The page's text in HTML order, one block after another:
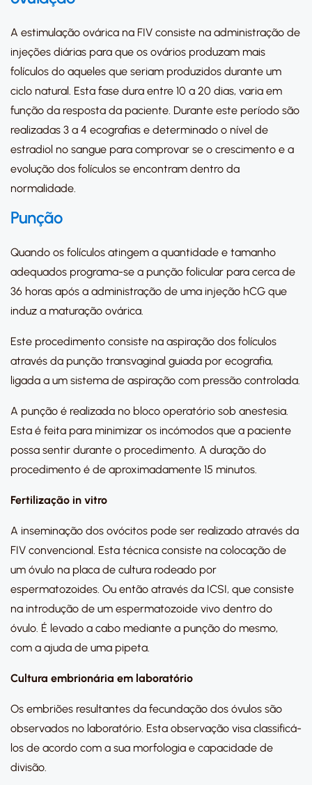
A estimulação ovárica na FIV consiste na administração de
injeções diárias para que os ovários produzam mais
folículos do aqueles que seriam produzidos durante um
ciclo natural. Esta fase dura entre 10 a 20 dias, varia em
função da resposta da paciente. Durante este período são
realizadas 3 a 4 ecografias e determinado o nível de
estradiol no sangue para comprovar se o crescimento e a
evolução dos folículos se encontram dentro da
normalidade.
Punção
Quando os folículos atingem a quantidade e tamanho
adequados programa-se a punção folicular para cerca de
36 horas após a administração de uma injeção hCG que
induz a maturação ovárica.
Este procedimento consiste na aspiração dos folículos
através da punção transvaginal guiada por ecografia,
ligada a um sistema de aspiração com pressão controlada.
A punção é realizada no bloco operatório sob anestesia.
Esta é feita para minimizar os incómodos que a paciente
possa sentir durante o procedimento. A duração do
procedimento é de aproximadamente 15 minutos.
Fertilização in vitro
A inseminação dos ovócitos pode ser realizado através da
FIV convencional. Esta técnica consiste na colocação de
um óvulo na placa de cultura rodeado por
espermatozoides. Ou então através da ICSI, que consiste
na introdução de um espermatozoide vivo dentro do
óvulo. É levado a cabo mediante a punção do mesmo,
com a ajuda de uma pipeta.
Cultura embrionária em laboratório
Os embriões resultantes da fecundação dos óvulos são
observados no laboratório. Esta observação visa classificá-
los de acordo com a sua morfologia e capacidade de
divisão.